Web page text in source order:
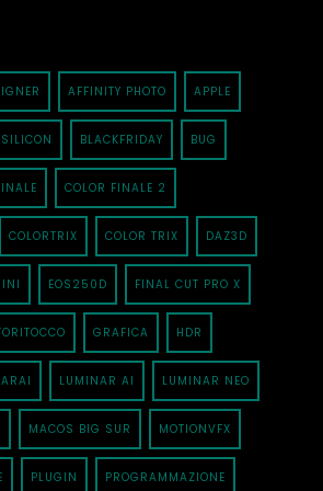
AFFINITY PHOTO APPLE
BLACKFRIDAY BUG
COLOR FINALE 2
COLORTRIX COLOR TRIX DAZ3D
EOS250D FINAL CUT PRO X
GRAFICA HDR
LUMINAR AI LUMINAR NEO
MACOS BIG SUR MOTIONVFX
PLUGIN PROGRAMMAZIONE